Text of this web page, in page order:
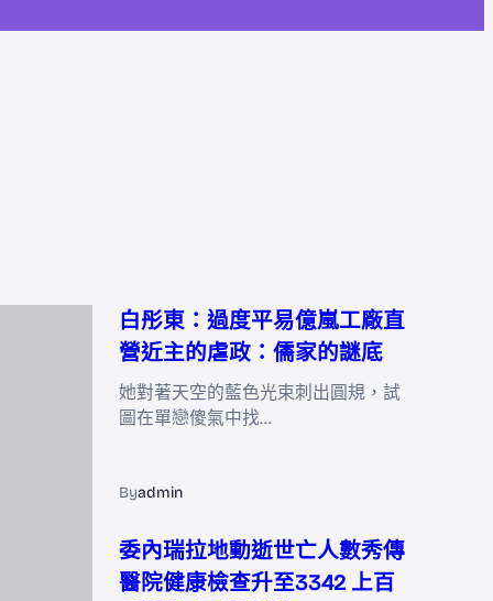
白彤東：過度平易億嵐工廠直
營近主的虐政：儒家的謎底
她對著天空的藍色光束刺出圓規，試
圖在單戀傻氣中找…
Byadmin
委內瑞拉地動逝世亡人數秀傳
醫院健康檢查升至3342 上百